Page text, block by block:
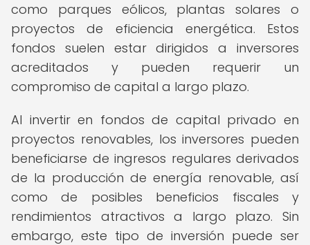
como parques eólicos, plantas solares o
proyectos de eficiencia energética. Estos
fondos suelen estar dirigidos a inversores
acreditados y pueden requerir un
compromiso de capital a largo plazo.
Al invertir en fondos de capital privado en
proyectos renovables, los inversores pueden
beneficiarse de ingresos regulares derivados
de la producción de energía renovable, así
como de posibles beneficios fiscales y
rendimientos atractivos a largo plazo. Sin
embargo, este tipo de inversión puede ser